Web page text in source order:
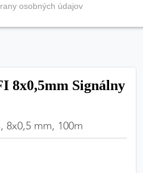
8x0,5mm Signálny
8x0,5 mm, 100m
na správne fungovanie
osobných údajov